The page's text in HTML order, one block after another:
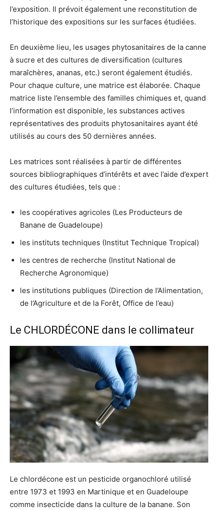
l’exposition. Il prévoit également une reconstitution de
l’historique des expositions sur les surfaces étudiées.
En deuxième lieu, les usages phytosanitaires de la canne
à sucre et des cultures de diversification (cultures
maraîchères, ananas, etc.) seront également étudiés.
Pour chaque culture, une matrice est élaborée. Chaque
matrice liste l’ensemble des familles chimiques et, quand
l’information est disponible, les substances actives
représentatives des produits phytosanitaires ayant été
utilisés au cours des 50 dernières années.
Les matrices sont réalisées à partir de différentes
sources bibliographiques d’intérêts et avec l’aide d’expert
des cultures étudiées, tels que :
les coopératives agricoles (Les Producteurs de
Banane de Guadeloupe)
les instituts techniques (Institut Technique Tropical)
les centres de recherche (Institut National de
Recherche Agronomique)
les institutions publiques (Direction de l’Alimentation,
de l’Agriculture et de la Forêt, Office de l’eau)
Le CHLORDÉCONE dans le collimateur
Le chlordécone est un pesticide organochloré utilisé
entre 1973 et 1993 en Martinique et en Guadeloupe
comme insecticide dans la culture de la banane. Son